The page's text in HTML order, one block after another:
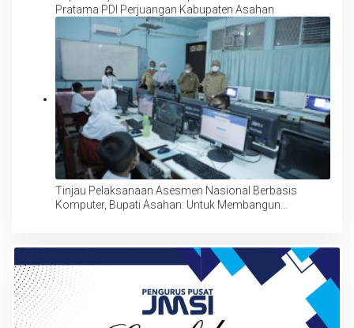
Pratama PDI Perjuangan Kabupaten Asahan
Tinjau Pelaksanaan Asesmen Nasional Berbasis
Komputer, Bupati Asahan: Untuk Membangun